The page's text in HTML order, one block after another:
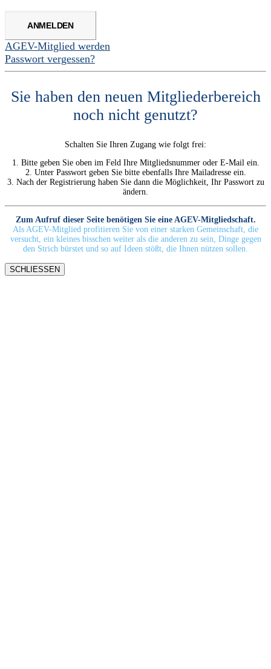
AGEV-Mitglied werden
Passwort vergessen?
Sie haben den neuen Mitgliederbereich
noch nicht genutzt?
Schalten Sie Ihren Zugang wie folgt frei:
1. Bitte geben Sie oben im Feld Ihre Mitgliedsnummer oder E-Mail ein.
2. Unter Passwort geben Sie bitte ebenfalls Ihre Mailadresse ein.
3. Nach der Registrierung haben Sie dann die Möglichkeit, Ihr Passwort zu
ändern.
Zum Aufruf dieser Seite benötigen Sie eine AGEV-Mitgliedschaft.
Als AGEV-Mitglied profitieren Sie von einer starken Gemeinschaft, die
versucht, ein kleines bisschen weiter als die anderen zu sein, Dinge gegen
den Strich bürstet und so auf Ideen stößt, die Ihnen nützen sollen.
SCHLIESSEN